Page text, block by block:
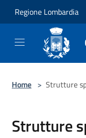
Regione Lombardia
Home > Strutture
Strutture